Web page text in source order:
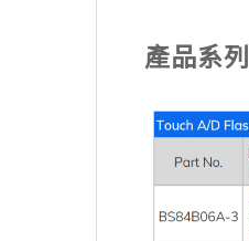
產品系列